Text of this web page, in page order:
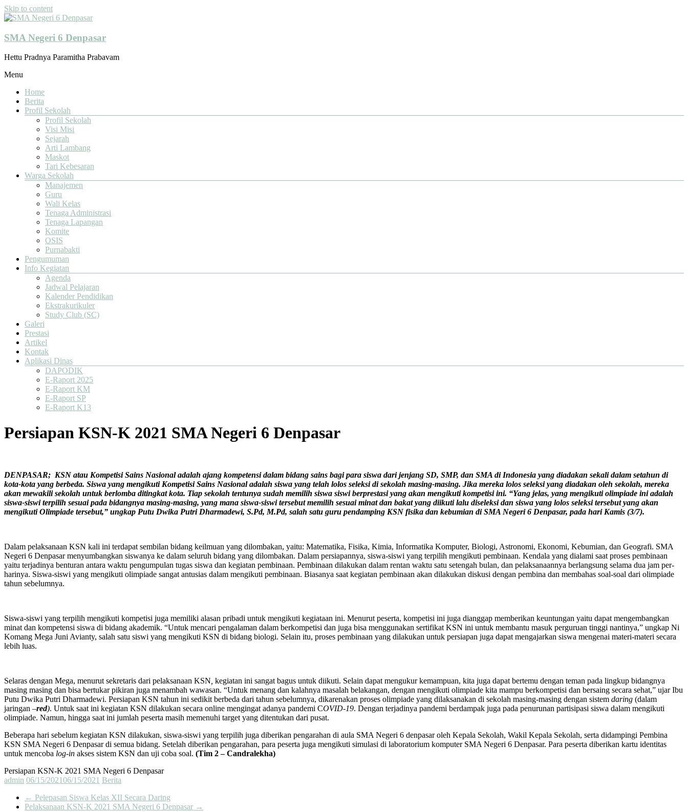
Skip to content
SMA Negeri 6 Denpasar
Hettu Pradnya Paramitha Prabavam
Menu
Home
Berita
Profil Sekolah
Profil Sekolah
Visi Misi
Sejarah
Arti Lambang
Maskot
Tari Kebesaran
Warga Sekolah
Manajemen
Guru
Wali Kelas
Tenaga Administrasi
Tenaga Lapangan
Komite
OSIS
Purnabakti
Pengumuman
Info Kegiatan
Agenda
Jadwal Pelajaran
Kalender Pendidikan
Ekstrakurikuler
Study Club (SC)
Galeri
Prestasi
Artikel
Kontak
Aplikasi Dinas
DAPODIK
E-Raport 2025
E-Raport KM
E-Raport SP
E-Raport K13
Persiapan KSN-K 2021 SMA Negeri 6 Denpasar
DENPASAR; KSN atau Kompetisi Sains Nasional adalah ajang kompetensi dalam bidang sains bagi para siswa dari jenjang SD, SMP, dan SMA di Indonesia yang diadakan sekali dalam setahun di
kota-kota yang berbeda. Siswa yang mengikuti Kompetisi Sains Nasional adalah siswa yang telah lolos seleksi di sekolah masing-masing. Jika mereka lolos seleksi yang diadakan oleh sekolah, mereka
akan mewakili sekolah untuk berlomba ditingkat kota. Tiap sekolah tentunya sudah memilih siswa siswi berprestasi yang akan mengikuti kompetisi ini. “Yang jelas, yang mengikuti olimpiade ini adalah
siswa-siswi terpilih sesuai pada bidangnya masing-masing, yang mana siswa-siswi tersebut memilih sesuai minat dan bakat yang diikuti lalu diseleksi dan siswa yang lolos seleksi tersebut yang akan
mengikuti Olimpiade tersebut,” ungkap Putu Dwika Putri Dharmadewi, S.Pd, M.Pd, salah satu guru pendamping KSN fisika dan kebumian di SMA Negeri 6 Denpasar, pada hari Kamis (3/7).
Dalam pelaksanaan KSN kali ini terdapat sembilan bidang keilmuan yang dilombakan, yaitu: Matematika, Fisika, Kimia, Informatika Komputer, Biologi, Astronomi, Ekonomi, Kebumian, dan Geografi. SMA
Negeri 6 Denpasar menyumbangkan siswanya ke dalam seluruh bidang yang dilombakan. Dalam persiapannya, siswa-siswi yang terpilih mengikuti pembinaan. Kendala yang dialami saat proses pembinaan
yaitu terjadinya benturan antara waktu pengumpulan tugas siswa dan kegiatan pembinaan. Pembinaan dilakukan dalam rentan waktu satu setengah bulan, dan pelaksanaannya berlangsung selama dua jam per-
harinya. Siswa-siswi yang mengikuti olimpiade sangat antusias dalam mengikuti pembinaan. Biasanya saat kegiatan pembinaan akan dilakukan diskusi dengan pembina dan membahas soal-soal dari olimpiade
tahun sebelumnya.
Siswa-siswi yang terpilih mengikuti kompetisi juga memiliki alasan pribadi untuk mengikuti kegiataan ini. Menurut peserta, kompetisi ini juga dianggap memberikan keuntungan yaitu dapat mengembangkan
minat dan kompetensi siswa di bidang akademik. “Untuk mencari pengalaman dalam berkompetisi dan juga bisa menggunakan sertifikat KSN ini untuk membantu masuk perguruan tinggi nantinya,” ungkap Ni
Komang Mega Juni Avianty, salah satu siswi yang mengikuti KSN di bidang biologi. Selain itu, proses pembinaan yang dilakukan untuk persiapan juga dapat mengajarkan siswa mengenai materi-materi secara
lebih luas.
Selaras dengan Mega, menurut sekretaris dari pelaksanaan KSN kegiatan ini sangat bagus untuk diikuti. Selain dapat mengukur kemampuan, kita juga dapat bertemu dengan teman pada lingkup bidangnya
masing masing dan bisa bertukar pikiran juga menambah wawasan. “Untuk menang dan kalahnya masalah belakangan, dengan mengikuti olimpiade kita mampu berkompetisi dan bersaing secara sehat,” ujar Ibu
Putu Dwika Putri Dharmadewi. Persiapan KSN tahun ini sedikit berbeda dari tahun sebelumnya, dikarenakan proses olimpiade yang dilaksanakan di sekolah masing-masing dengan sistem daring (dalam
jaringan –red). Untuk saat ini kegiatan KSN dilakukan secara online mengingat adanya pandemi COVID-19. Dengan terjadinya pandemi berdampak juga pada penurunan partisipasi siswa dalam mengikuti
olimpiade. Namun, hingga saat ini jumlah peserta masih memenuhi target yang ditentukan dari pusat.
Beberapa hari sebelum kegiatan KSN dilakukan, siswa-siswi yang terpilih juga diberikan pengarahan di aula SMA Negeri 6 denpasar oleh Kepala Sekolah, Wakil Kepala Sekolah, serta didampingi Pembina
KSN SMA Negeri 6 Denpasar di semua bidang. Setelah diberikan pengarahan, para peserta juga mengikuti simulasi di laboratorium komputer SMA Negeri 6 Denpasar. Para peserta diberikan kartu identitas
untuk mencoba log-in akses sistem KSN dan uji coba soal. (Tim 2 – Candralekha)
Persiapan KSN-K 2021 SMA Negeri 6 Denpasar
admin 06/15/202106/15/2021 Berita
← Pelepasan Siswa Kelas XII Secara Daring
Pelaksanaan KSN-K 2021 SMA Negeri 6 Denpasar →